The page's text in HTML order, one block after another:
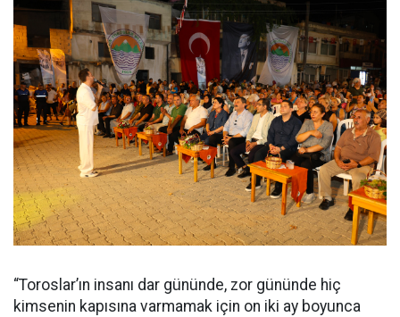
“Toroslar’ın insanı dar gününde, zor gününde hiç
kimsenin kapısına varmamak için on iki ay boyunca